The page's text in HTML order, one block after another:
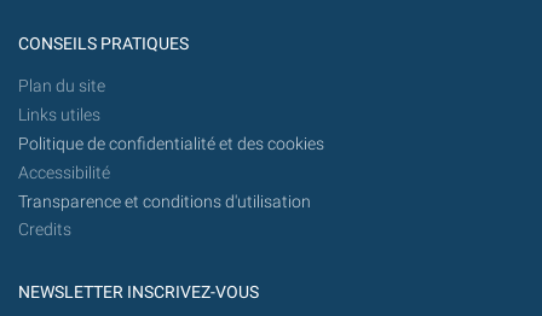
CONSEILS PRATIQUES
Plan du site
Links utiles
Politique de confidentialité et des cookies
Accessibilité
Transparence et conditions d'utilisation
Credits
NEWSLETTER INSCRIVEZ-VOUS